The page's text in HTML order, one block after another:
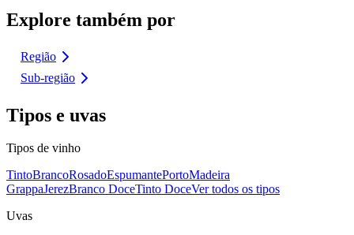
Explore também por
Região
Sub-região
Tipos e uvas
Tipos de vinho
TintoBrancoRosadoEspumantePortoMadeira
GrappaJerezBranco DoceTinto DoceVer todos os tipos
Uvas